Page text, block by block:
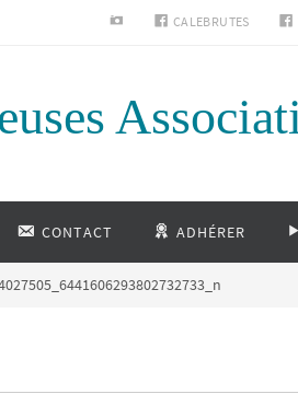
INSTAGRAMCALEBRUTES
CONTACT ADHÉRER